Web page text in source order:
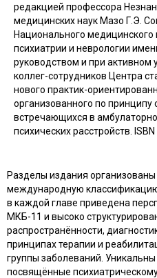
редакцией профессора
медицинских наук Мазо Г.Э.
Национального медицинского
психиатрии и неврологии
руководством и при активном
коллег-сотрудников Центра
нового практик-
организованного по принципу
встречающихся в
психических расстройств.
Разделы издания
международную
в каждой главе приведена
МКБ-11 и высоко
распространённости,
принципах терапии и
группы заболеваний.
посвящённые